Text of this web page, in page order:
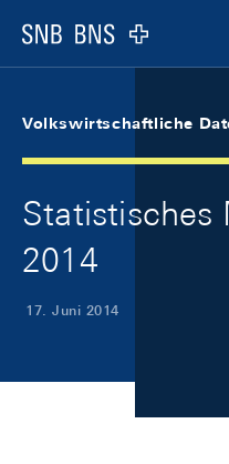
Logo
Volkswirtschaftliche
Statistisches
2014
17. Juni 2014